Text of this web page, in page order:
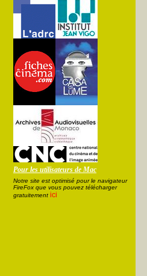
Pour les utilisateurs de Mac
Notre site est optimisé pour le navigateur
FireFox que vous pouvez télécharger
gratuitement ici